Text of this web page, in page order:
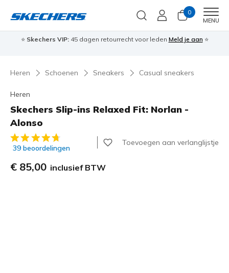
0
MENU
⭐ Skechers VIP:45 dagen retourrecht voor leden Meld je aan ⭐
Heren Schoenen Sneakers Casual sneakers
Heren
Skechers Slip-ins Relaxed Fit: Norlan -
Alonso
4,2 van de 5 klantbeoordelingen
39 beoordelingen
Toevoegen aan verlanglijstje
€ 85,00 inclusief BTW